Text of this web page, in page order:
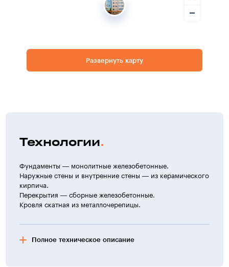
Развернуть карту
Технологии
Фундаменты — монолитные железобетонные.
Наружные стены и внутренние стены — из керамического
кирпича.
Перекрытия — сборные железобетонные.
Кровля скатная из металлочерепицы.
Полное техническое описание